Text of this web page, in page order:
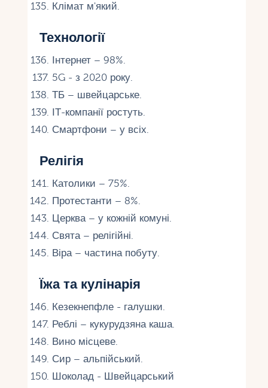
Клімат м'який.
Технології
Інтернет – 98%.
5G - з 2020 року.
ТБ – швейцарське.
ІТ-компанії ростуть.
Смартфони – у всіх.
Релігія
Католики – 75%.
Протестанти – 8%.
Церква – у кожній комуні.
Свята – релігійні.
Віра – частина побуту.
Їжа та кулінарія
Кезекнепфле - галушки.
Реблі – кукурудзяна каша.
Вино місцеве.
Сир – альпійський.
Шоколад - Швейцарський